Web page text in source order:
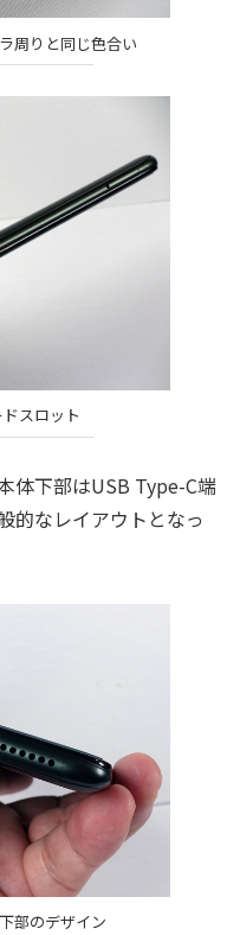
周りと同じ色合い
スロット
体下部はUSB Type-C端
的なレイアウトとなっ
部のデザイン